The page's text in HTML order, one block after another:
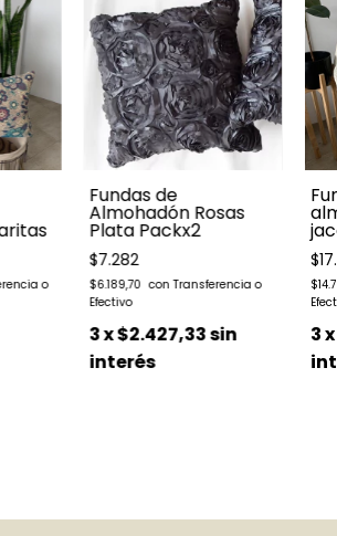
Fundas de
Almohadón Rosas
Plata Packx2
$7.282
$6.189,70
3x$2.427,33sin
interés
3x